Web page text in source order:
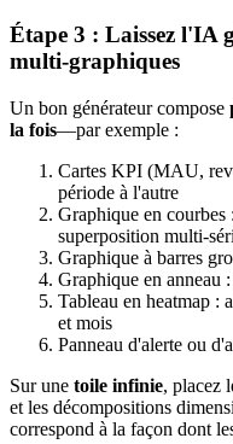
Étape 3 : Laissez l'IA
multi-graphiques
Un bon générateur compose
la fois—par exemple :
Cartes KPI (MAU,
période à l'autre
Graphique en courbes
superposition multi-
Graphique à barres
Graphique en anneau
Tableau en heatmap :
et mois
Panneau d'alerte ou
Sur une toile infinie, placez
et les décompositions
correspond à la façon dont